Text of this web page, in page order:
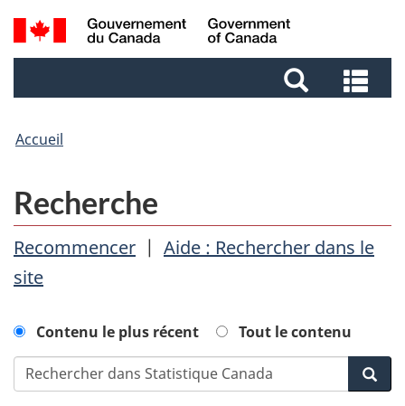
Aller
au
Aller
au
Passer
à
Recherche
et
et
Accueil
Recherche
Recommencer | Aide : Rechercher dans le
site
Contenu le plus récent
Tout le contenu
Rechercher